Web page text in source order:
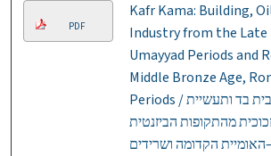
PDF
Kafr Kama: Building,
Industry from the
Umayyad Periods and
Middle Bronze Age,
Periods / כפר כמא: מבנה, בית בד ותעשיית
מהתקופות הביזנטית
הקדומה ושרידים